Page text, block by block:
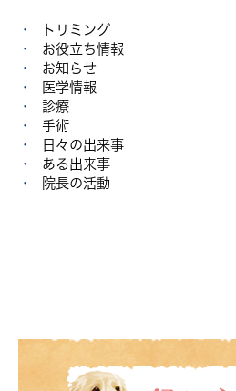
トリミング
お役立ち情報
お知らせ
医学情報
診療
手術
日々の出来事
ある出来事
院長の活動